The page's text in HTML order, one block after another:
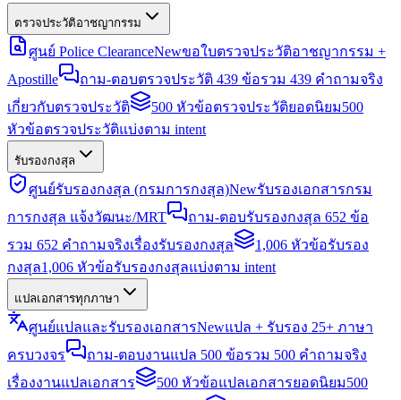
ตรวจประวัติอาชญากรรม
ศูนย์ Police ClearanceNewขอใบตรวจประวัติอาชญากรรม +
Apostille
ถาม-ตอบตรวจประวัติ 439 ข้อรวม 439 คำถามจริง
เกี่ยวกับตรวจประวัติ
500 หัวข้อตรวจประวัติยอดนิยม500
หัวข้อตรวจประวัติแบ่งตาม intent
รับรองกงสุล
ศูนย์รับรองกงสุล (กรมการกงสุล)Newรับรองเอกสารกรม
การกงสุล แจ้งวัฒนะ/MRT
ถาม-ตอบรับรองกงสุล 652 ข้อ
รวม 652 คำถามจริงเรื่องรับรองกงสุล
1,006 หัวข้อรับรอง
กงสุล1,006 หัวข้อรับรองกงสุลแบ่งตาม intent
แปลเอกสารทุกภาษา
ศูนย์แปลและรับรองเอกสารNewแปล + รับรอง 25+ ภาษา
ครบวงจร
ถาม-ตอบงานแปล 500 ข้อรวม 500 คำถามจริง
เรื่องงานแปลเอกสาร
500 หัวข้อแปลเอกสารยอดนิยม500